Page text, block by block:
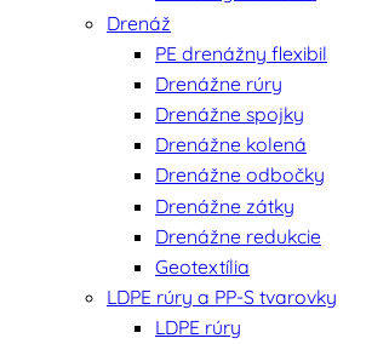
Drenáž
PE drenážny flexibil
Drenážne rúry
Drenážne spojky
Drenážne kolená
Drenážne odbočky
Drenážne zátky
Drenážne redukcie
Geotextília
LDPE rúry a PP-S tvarovky
LDPE rúry